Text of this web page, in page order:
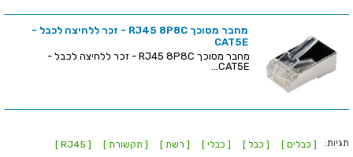
מחבר מסוכך RJ45 8P8C - זכר ללחיצה לכבל -
CAT5E
מחבר מסוכך RJ45 8P8C - זכר ללחיצה לכבל -
CAT5E...
תגיות: [ כבלים ] [ כבל ] [ כבלי ] [ רשת ] [ תקשורת ] [ RJ45 ]